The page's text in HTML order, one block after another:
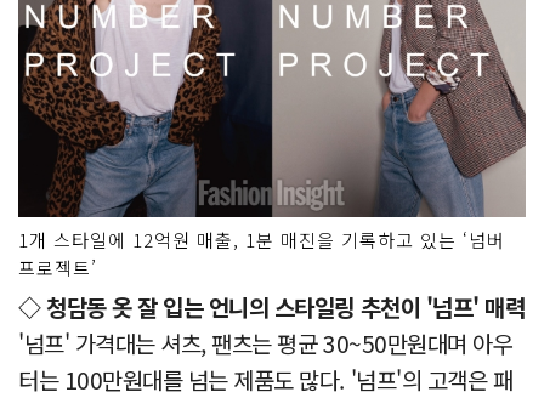
1개 스타일에 12억원 매출, 1분 매진을 기록하고 있는 ‘넘버
프로젝트’
◇ 청담동 옷 잘 입는 언니의 스타일링 추천이 '넘프' 매력
'넘프' 가격대는 셔츠, 팬츠는 평균 30~50만원대며 아우
터는 100만원대를 넘는 제품도 많다. '넘프'의 고객은 패